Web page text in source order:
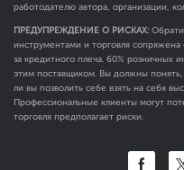
работодателю автора, организации,
ПРЕДУПРЕЖДЕНИЕ О РИСКАХ:
инструментами и торговля
за кредитного плеча. 60% розничных
этим поставщиком. Вы должны
ли вы позволить себе взять на себя
Профессиональные клиенты могут
торговля предполагает риски.